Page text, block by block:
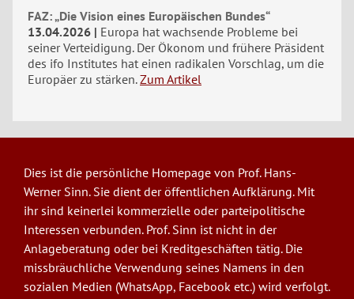
FAZ: „Die Vision eines Europäischen Bundes“
13.04.2026
Europa hat wachsende Probleme bei
seiner Verteidigung. Der Ökonom und frühere Präsident
des ifo Institutes hat einen radikalen Vorschlag, um die
Europäer zu stärken. Zum Artikel
Dies ist die persönliche Homepage von Prof. Hans-
Werner Sinn. Sie dient der öffentlichen Aufklärung. Mit
ihr sind keinerlei kommerzielle oder parteipolitische
Interessen verbunden. Prof. Sinn ist nicht in der
Anlageberatung oder bei Kreditgeschäften tätig. Die
missbräuchliche Verwendung seines Namens in den
sozialen Medien (WhatsApp, Facebook etc.) wird verfolgt.